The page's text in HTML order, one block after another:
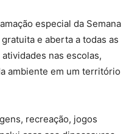
especial da Semana
e aberta a todas as
nas escolas,
ambiente em um território
recreação, jogos